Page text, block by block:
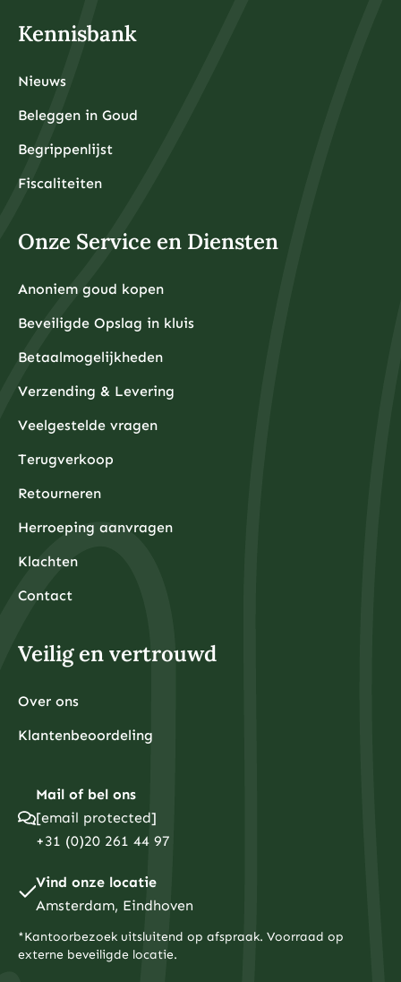
Kennisbank
Nieuws
Beleggen in Goud
Begrippenlijst
Fiscaliteiten
Onze Service en Diensten
Anoniem goud kopen
Beveiligde Opslag in kluis
Betaalmogelijkheden
Verzending & Levering
Veelgestelde vragen
Terugverkoop
Retourneren
Herroeping aanvragen
Klachten
Contact
Veilig en vertrouwd
Over ons
Klantenbeoordeling
Mail of bel ons
[email protected]
+31 (0)20 261 44 97
Vind onze locatie
Amsterdam, Eindhoven
*Kantoorbezoek uitsluitend op afspraak. Voorraad op
externe beveiligde locatie.